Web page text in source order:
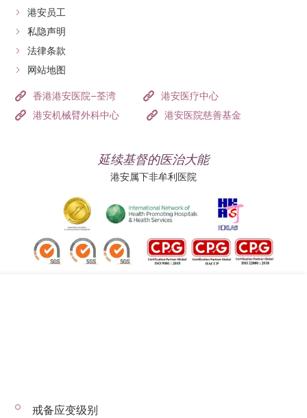
港安员工
私隐声明
法律条款
网站地图
香港港安医院–荃湾
港安医疗中心
港安机械臂外科中心
港安医院慈善基金
延续基督的医治大能
港安属下非牟利医院
戒备应变级别